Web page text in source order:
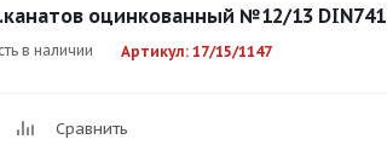
оцинкованный №12/13 DIN741
в наличии Артикул: 17/15/1147
Сравнить